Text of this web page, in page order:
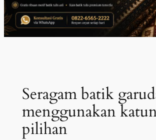
Seragam batik
menggunakan
pilihan